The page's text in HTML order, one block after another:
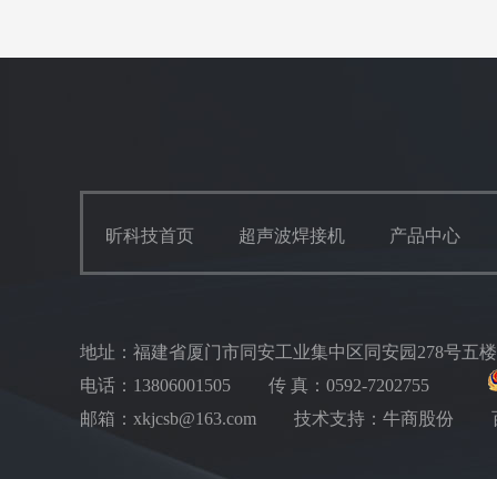
昕科技首页 超声波焊接机 产品中心
地址：福建省厦门市同安工业集中区同安园278号五
电话：13806001505
传 真：0592-7202755
邮箱：xkjcsb@163.com
技术支持：牛商股份